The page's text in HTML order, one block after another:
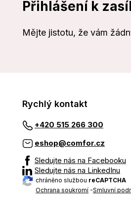
Přihlášení k
Mějte jistotu, že vám
Rychlý kontakt
+420 515 266 300
eshop@comfor.cz
Sledujte nás na Facebooku
Sledujte nás na LinkedInu
chráněno službou reCAPTCHA
Ochrana soukromí -Smluvní